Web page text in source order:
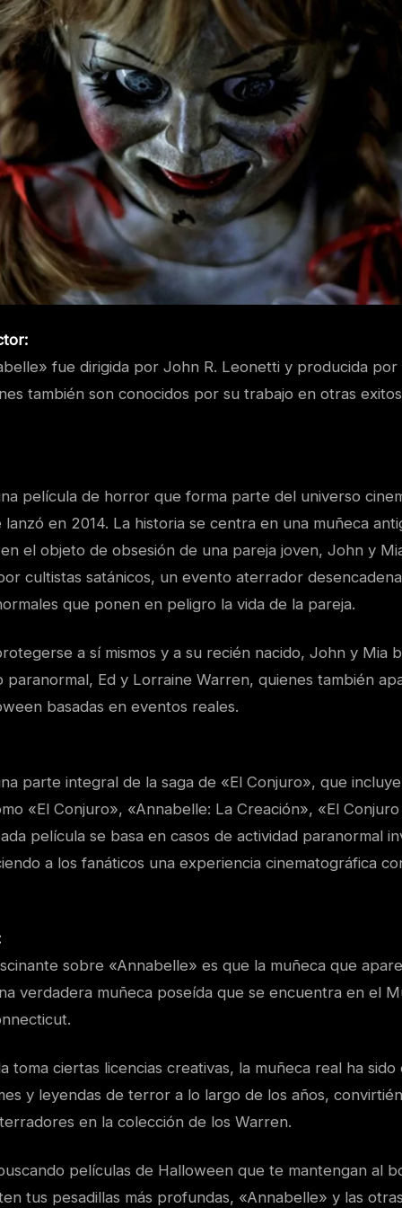
fue dirigida por John R. Leonetti y producida
también son conocidos por su trabajo en otras
película de horror que forma parte del universo
lanzó en 2014. La historia se centra en una muñeca
el objeto de obsesión de una pareja joven, John y
cultistas satánicos, un evento aterrador
que ponen en peligro la vida de la pareja.
a sí mismos y a su recién nacido, John y Mia
Ed y Lorraine Warren, quienes también
basadas en eventos reales.
parte integral de la saga de «El Conjuro», que
«El Conjuro», «Annabelle: La Creación», «El
película se basa en casos de actividad paranormal
a los fanáticos una experiencia cinematográfica
sobre «Annabelle» es que la muñeca que
verdadera muñeca poseída que se encuentra en el
toma ciertas licencias creativas, la muñeca real ha
y leyendas de terror a lo largo de los años,
en la colección de los Warren.
películas de Halloween que te mantengan al
tus pesadillas más profundas, «Annabelle» y las